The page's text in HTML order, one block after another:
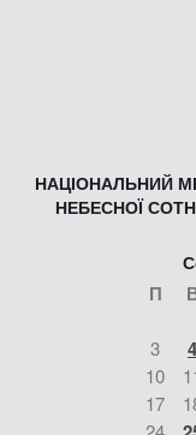
НАЦІОНАЛЬНИЙ
НЕБЕСНОЇ
П
3 4
10
17